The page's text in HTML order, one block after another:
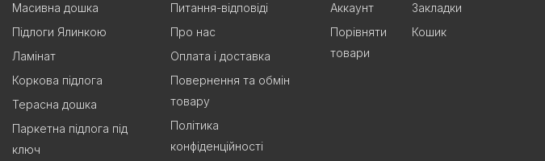
Масивна дошка
Підлоги Ялинкою
Ламінат
Коркова підлога
Терасна дошка
Паркетна підлога під
ключ
Питання-відповіді
Про нас
Оплата і доставка
Повернення та обмін
товару
Політика
конфіденційності
Аккаунт
Закладки
Порівняти
товари
Кошик